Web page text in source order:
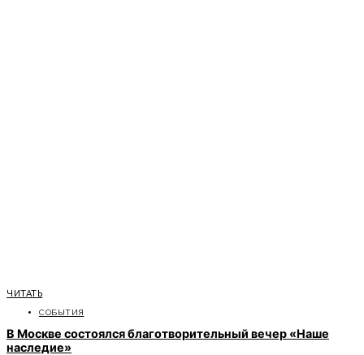
ЧИТАТЬ
СОБЫТИЯ
В Москве состоялся благотворительный вечер «Наше
наследие»